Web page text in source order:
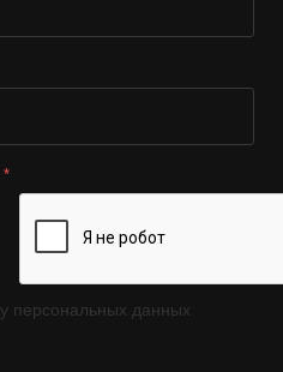
*
персональных данных